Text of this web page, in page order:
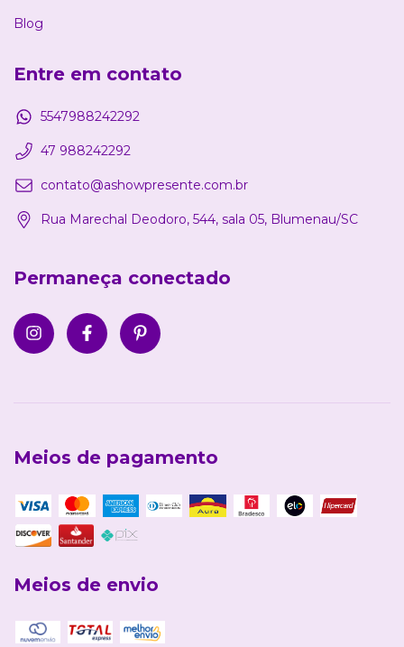
Blog
Entre em contato
5547988242292
47 988242292
contato@ashowpresente.com.br
Rua Marechal Deodoro, 544, sala 05, Blumenau/SC
Permaneça conectado
Meios de pagamento
Meios de envio